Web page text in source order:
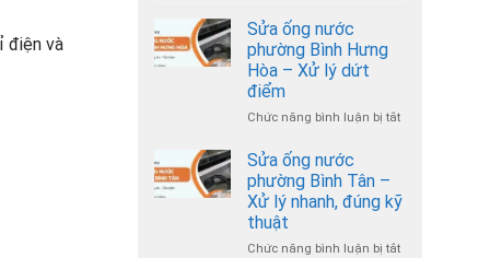
điện và
Sửa ống nước
phường Bình Hưng
Hòa – Xử lý dứt
điểm
Chức năng bình luận bị tắt
phường
Sửa ống nước
phường Bình Tân –
Xử lý nhanh, đúng kỹ
thuật
Chức năng bình luận bị tắt